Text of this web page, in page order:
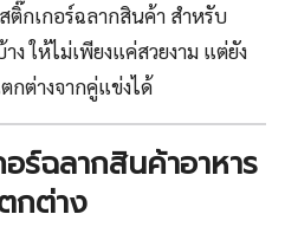
ติ๊กเกอร์ฉลากสินค้า สำหรับ
ง ให้ไม่เพียงแค่สวยงาม แต่ยัง
กต่างจากคู่แข่งได้
ร์ฉลากสินค้าอาหาร
กต่าง